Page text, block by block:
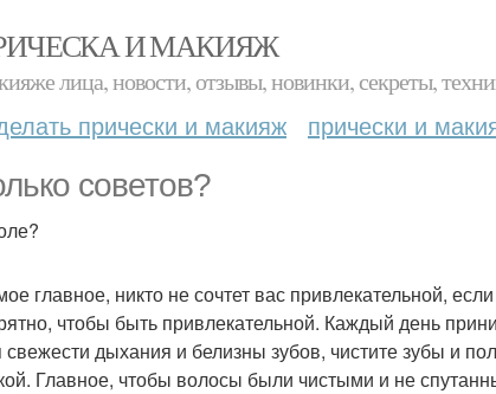
И МАКИЯЖ
лица, новости, отзывы, новинки, секреты,
прически и макияж прически и
советов?
главное, никто не сочтет вас привлекательной,
чтобы быть привлекательной. Каждый день
дыхания и белизны зубов, чистите зубы и
Главное, чтобы волосы были чистыми и не